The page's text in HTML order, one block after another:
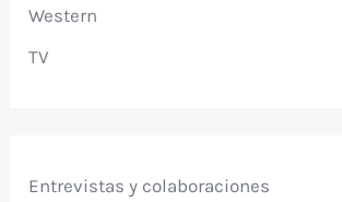
Western
TV
Entrevistas y colaboraciones